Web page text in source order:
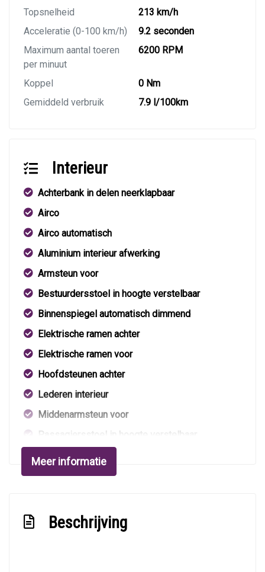
Topsnelheid
213 km/h
Acceleratie (0-100 km/h)
9.2 seconden
Maximum aantal toeren
per minuut
6200 RPM
Koppel
0 Nm
Gemiddeld verbruik
7.9 l/100km
Interieur
Achterbank in delen neerklapbaar
Airco
Airco automatisch
Aluminium interieur afwerking
Armsteun voor
Bestuurdersstoel in hoogte verstelbaar
Binnenspiegel automatisch dimmend
Elektrische ramen achter
Elektrische ramen voor
Hoofdsteunen achter
Lederen interieur
Middenarmsteun voor
Passagiersstoel in hoogte verstelbaar
Sportstuur
Stuur leder
Verstelbare stuurkolom
Meer informatie
Beschrijving